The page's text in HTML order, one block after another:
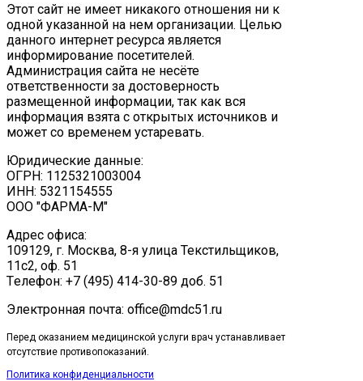
Этот сайт не имеет никакого отношения ни к
одной указанной на нем организации. Целью
данного интернет ресурса является
информирование посетителей.
Администрация сайта не несёте
ответственности за достоверность
размещенной информации, так как вся
информация взята с открытых источников и
может со временем устаревать.
Юридические данные:
ОГРН: 1125321003004
ИНН: 5321154555
ООО "ФАРМА-М"
Адрес офиса:
109129, г. Москва, ​8-я улица Текстильщиков,
11с2, оф. 51
Tелефон: +7 (495) 414-30-89 доб. 51
Электронная почта: office@mdc51.ru
Перед оказанием медицинской услуги врач устанавливает
отсутствие противопоказаний.
Политика конфиденциальности